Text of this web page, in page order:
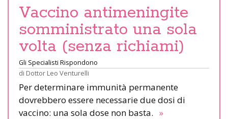
Vaccino antimeningite
somministrato una sola
volta (senza richiami)
Gli Specialisti Rispondono
di Dottor Leo Venturelli
Per determinare immunità permanente
dovrebbero essere necessarie due dosi di
vaccino: una sola dose non basta. »